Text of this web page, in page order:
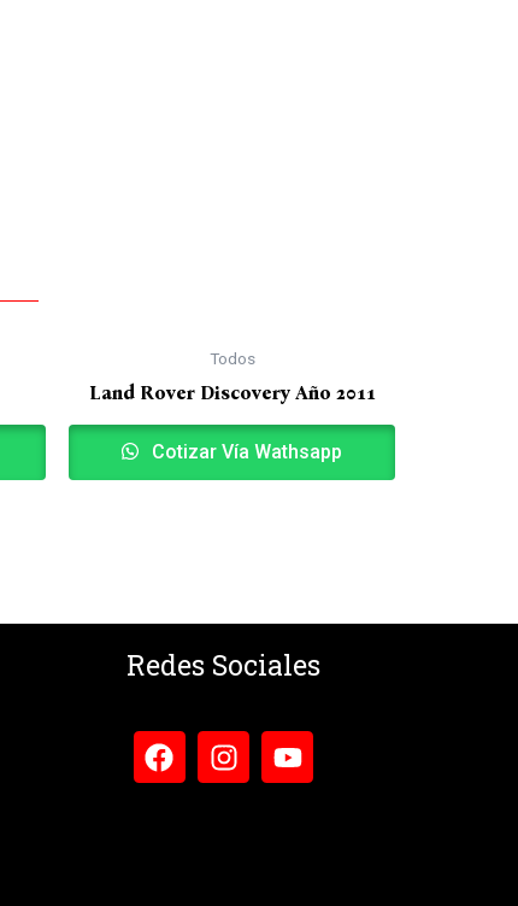
Todos
Land Rover Discovery Año 2011
Cotizar Vía Wathsapp
Redes Sociales
a
c
n
s
o
u